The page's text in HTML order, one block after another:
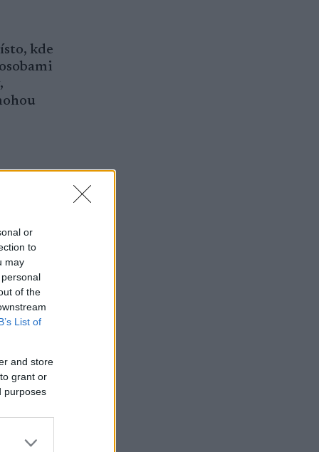
or
to
may
of the
List of
and store
grant or
purposes
kde
ITT